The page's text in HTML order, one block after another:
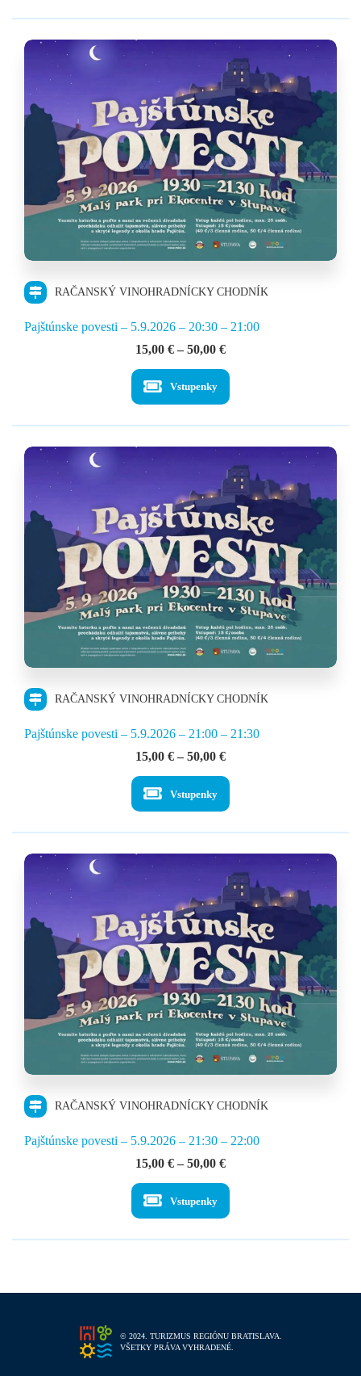
RAČANSKÝ VINOHRADNÍCKY CHODNÍK
Pajštúnske povesti – 5.9.2026 – 20:30 – 21:00
15,00 € – 50,00 €Price
15,00 €
50,00 €
Vstupenky
RAČANSKÝ VINOHRADNÍCKY CHODNÍK
Pajštúnske povesti – 5.9.2026 – 21:00 – 21:30
15,00 € – 50,00 €Price
15,00 €
50,00 €
Vstupenky
RAČANSKÝ VINOHRADNÍCKY CHODNÍK
Pajštúnske povesti – 5.9.2026 – 21:30 – 22:00
15,00 € – 50,00 €Price
15,00 €
50,00 €
Vstupenky
© 2024. TURIZMUS REGIÓNU BRATISLAVA.
VŠETKY PRÁVA VYHRADENÉ.